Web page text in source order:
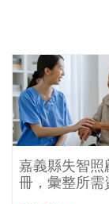
嘉義縣失智照
冊，彙整所需